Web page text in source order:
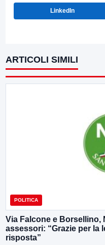
LinkedIn
ARTICOLI SIMILI
POLITICA
Via Falcone e Borsellino,
assessori: “Grazie per la
risposta”